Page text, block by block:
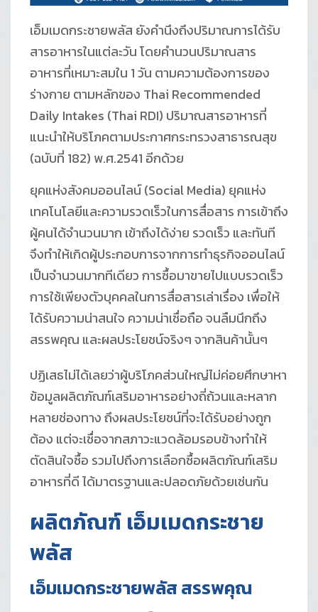
เอ็มเมดกระชายพลัส ยังคำนึงถึงปริมาณการได้รับ
สารอาหารในแต่ละวัน โดยคำนวนปริมาณสาร
อาหารที่เหมาะสมใน 1 วัน ตามความต้องการของ
ร่างกาย ตามหลักของ Thai Recommended
Daily Intakes (Thai RDI) ปริมาณสารอาหารที่
แนะนำให้บริโภคตามประกาศกระทรวงสาธารณสุข
(ฉบับที่ 182) พ.ศ.2541 อีกด้วย
ยุคแห่งสังคมออนไลน์ (Social Media) ยุคแห่ง
เทคโนโลยีและความรวดเร็วในการสื่อสาร การเข้าถึง
ผู้คนได้จำนวนมาก เข้าถึงได้ง่าย รวดเร็ว และทันที
จึงทำให้เกิดผู้ประกอบการจากการทำธุรกิจออนไลน์
เป็นจำนวนมากทีเดียว การซื้อมาขายไปแบบรวดเร็ว
การใช้เพียงตัวบุคคลในการสื่อสารเล่าเรื่อง เพื่อให้
ได้รับความน่าสนใจ ความน่าเชื่อถือ จนลืมนึกถึง
สรรพคุณ และผลประโยชน์จริงๆ จากสินค้านั้นๆ
ปฏิเสธไม่ได้เลยว่าผู้บริโภคส่วนใหญ่ไม่ค่อยศึกษาหา
ข้อมูลผลิตภัณฑ์เสริมอาหารอย่างถี่ถ้วนและหลาก
หลายช่องทาง ถึงผลประโยชน์ที่จะได้รับอย่างถูก
ต้อง แต่จะเชื่อจากสภาวะแวดล้อมรอบข้างทำให้
ตัดสินใจซื้อ รวมไปถึงการเลือกซื้อผลิตภัณฑ์เสริม
อาหารที่ดี ได้มาตรฐานและปลอดภัยด้วยเช่นกัน
ผลิตภัณฑ์ เอ็มเมดกระชาย
พลัส
เอ็มเมดกระชายพลัส สรรพคุณ